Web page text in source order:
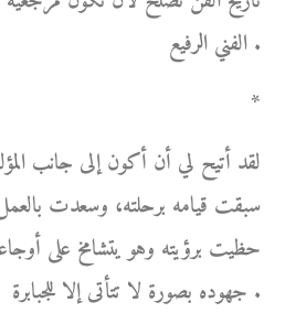
الفني الرفيع .
*
لقد أتيح لي أن أكون إلى جانب
سبقت قيامه برحلته، وسعدت
حظيت برؤيته وهو يتشامخ على
جهوده بصورة لا تتأتى إلا للجبابرة .